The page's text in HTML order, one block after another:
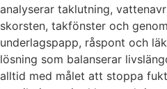
analyserar taklutning,
skorsten, takfönster och
underlagspapp, råspont och
lösning som balanserar
alltid med målet att stoppa